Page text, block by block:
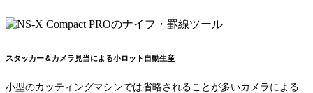
スタッカー＆カメラ見当による小ロット自動生産
小型のカッティングマシンでは省略されることが多いカメラによる